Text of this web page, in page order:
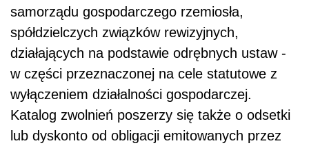
samorządu gospodarczego rzemiosła,
spółdzielczych związków rewizyjnych,
działających na podstawie odrębnych ustaw -
w części przeznaczonej na cele statutowe z
wyłączeniem działalności gospodarczej.
Katalog zwolnień poszerzy się także o odsetki
lub dyskonto od obligacji emitowanych przez